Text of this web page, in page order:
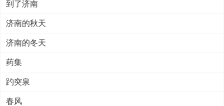
到了济南
济南的秋天
济南的冬天
药集
趵突泉
春风